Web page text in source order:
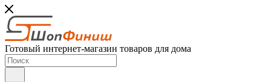
Готовый интернет-магазин товаров для дома